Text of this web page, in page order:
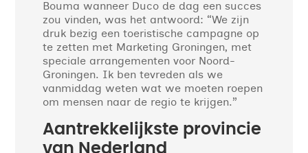
Bouma wanneer Duco de dag een succes
zou vinden, was het antwoord: “We zijn
druk bezig een toeristische campagne op
te zetten met Marketing Groningen, met
speciale arrangementen voor Noord-
Groningen. Ik ben tevreden als we
vanmiddag weten wat we moeten roepen
om mensen naar de regio te krijgen.”
Aantrekkelijkste provincie
van Nederland